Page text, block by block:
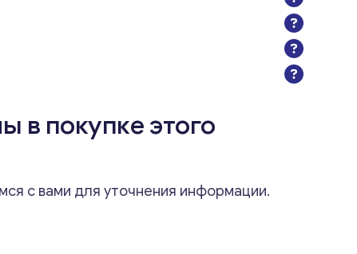
в покупке этого
с вами для уточнения информации.